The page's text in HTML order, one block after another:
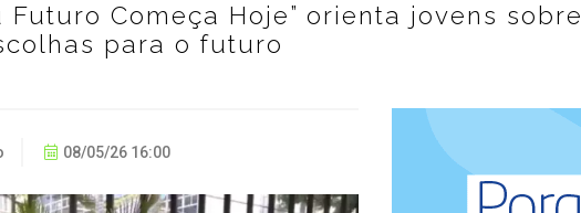
Começa Hoje” orienta jovens sobre
para o futuro
08/05/26 16:00